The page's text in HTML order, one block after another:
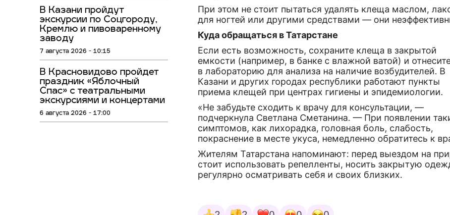
В Казани пройдут
экскурсии по Соцгороду,
Кремлю и пивоваренному
заводу
7 августа 2026 - 10:15
В Красновидово пройдет
праздник «Яблочный
Спас» с театральными
экскурсиями и концертами
6 августа 2026 - 17:00
При этом не стоит пытаться удалять клеща маслом,
для ногтей или другими средствами — они
Куда обращаться в Татарстане
Если есть возможность, сохраните клеща в закрытой
емкости (например, в банке с влажной ватой) и
в лабораторию для анализа на наличие возбудителей. В
Казани и других городах республики работают пункты
приема клещей при центрах гигиены и эпидемиологии.
«Не забудьте сходить к врачу для консультации, —
подчеркнула Светлана Сметанина. — При появлении
симптомов, как лихорадка, головная боль, слабость,
покраснение в месте укуса, немедленно обратитесь к
Жителям Татарстана напоминают: перед выездом на
стоит использовать репелленты, носить закрытую
регулярно осматривать себя и своих близких.